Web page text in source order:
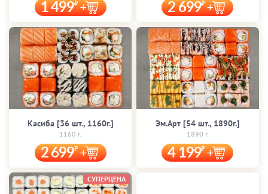
1 499 2 699
Касиба [36 шт., 1160г.]
1160 г.
2 699
Эм.Арт [54 шт., 1890г.]
1890 г.
4 199
СУПЕРЦЕНА